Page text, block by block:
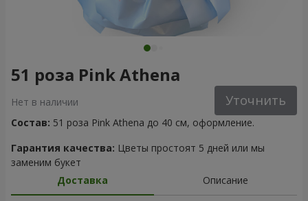
51 роза Pink Athena
Нет в наличии Уточнить
Состав: 51 роза Pink Athena до 40 см, оформление.
Гарантия качества: Цветы простоят 5 дней или мы
заменим букет
Доставка
Описание